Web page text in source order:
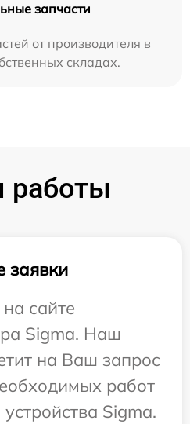
запчасти
от производителя в
складах.
работы
заявки
сайте
Sigma. Наш
на Ваш запрос
работ
Sigma.